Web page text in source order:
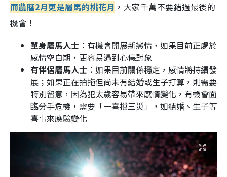
而農曆2月更是屬馬的桃花月 ，大家千萬不要錯過最後的
機會！
單身屬馬人士︰ 有機會開展新戀情，如果目前正處於
感情空白期，更容易遇到心儀對象
有伴侶屬馬人士︰ 如果目前關係穩定，感情將持續發
展；如果正在拍拖但尚未有結婚或生子打算，則需要
特別留意，因為犯太歲容易帶來感情變化，有機會面
臨分手危機，需要「一喜擋三災」，如結婚、生子等
喜事來應驗變化